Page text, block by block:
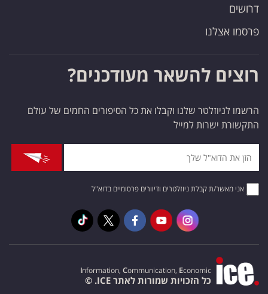
דרושים
פרסמו אצלנו
רוצים להשאר מעודכנים?
הרשמו לניוזלטר שלנו וקבלו את כל הסיפורים החמים של עולם
התקשורת ישרות למייל
אני מאשר/ת קבלת ניוזלטרים ודיוורים פרסומיים בדוא"ל
Information, Communication, Economic
כל הזכויות שמורות לאתר ICE. ©